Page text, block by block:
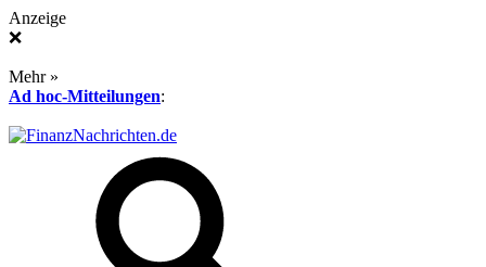
Anzeige
❌
Mehr »
Ad hoc-Mitteilungen: